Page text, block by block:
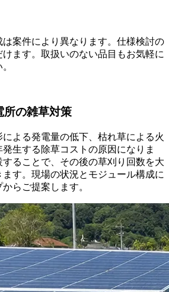
は案件により異なります。仕様検討の
ます。取扱いのない品目もお気軽に
の雑草対策
よる発電量の低下、枯れ草による火
生する除草コストの原因になりま
ることで、その後の草刈り回数を大
す。現場の状況とモジュール構成に
らご提案します。